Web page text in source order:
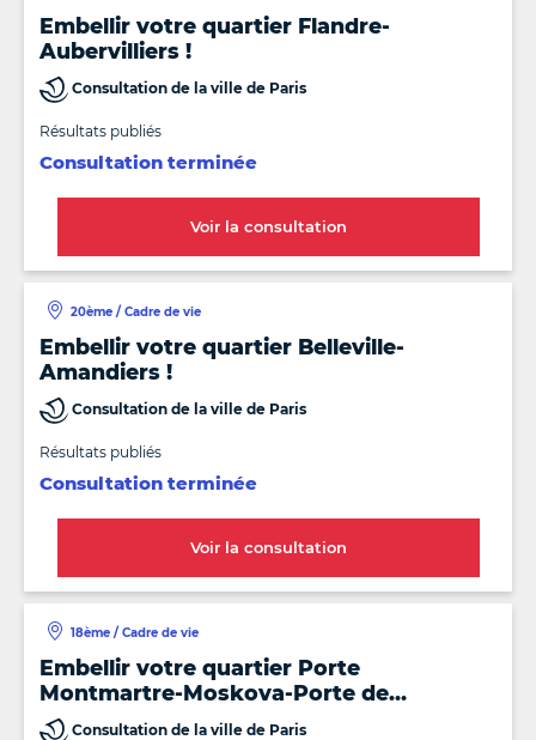
Embellir votre quartier Flandre-
Aubervilliers !
Consultation de la ville de Paris
Résultats publiés
Consultation terminée
Voir la consultation
Embellir votre quartier Belleville-
Amandiers !
20ème / Cadre de vie
Consultation de la ville de Paris
Résultats publiés
Consultation terminée
Voir la consultation
Embellir votre quartier Porte
Montmartre-Moskova-Porte de
Clignancourt !
18ème / Cadre de vie
Consultation de la ville de Paris